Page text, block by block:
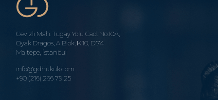
Cevizli Mah. Tugay Yolu Cad. No:10A,
Oyak Dragos, A Blok, K:10, D:74
Maltepe, İstanbul
info@gdhukuk.com
+90 (216) 266 79 25